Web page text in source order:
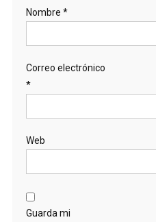
Nombre *
Correo electrónico
*
Web
Guarda mi